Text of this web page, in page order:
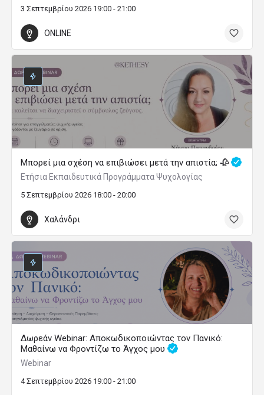
3 Σεπτεμβρίου 2026 19:00 - 21:00
ONLINE
Μπορεί μια σχέση να επιβιώσει μετά την απιστία; 🥀
Ετήσια Εκπαιδευτικά Προγράμματα Ψυχολογίας
5 Σεπτεμβρίου 2026 18:00 - 20:00
Χαλάνδρι
Δωρεάν Webinar: Αποκωδικοποιώντας τον Πανικό:
Μαθαίνω να Φροντίζω το Άγχος μου
Webinar
4 Σεπτεμβρίου 2026 19:00 - 21:00